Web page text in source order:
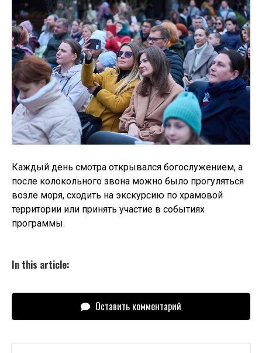
Каждый день смотра открывался богослужением, а
после колокольного звона можно было прогуляться
возле моря, сходить на экскурсию по храмовой
территории или принять участие в событиях
программы.
In this article:
Оставить комментарий